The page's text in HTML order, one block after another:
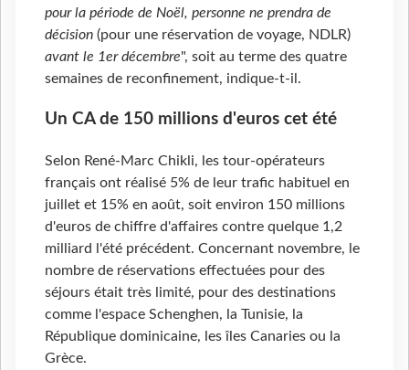
pour la période de Noël, personne ne prendra de
décision (pour une réservation de voyage, NDLR)
avant le 1er décembre", soit au terme des quatre
semaines de reconfinement, indique-t-il.
Un CA de 150 millions d'euros cet été
Selon René-Marc Chikli, les tour-opérateurs
français ont réalisé 5% de leur trafic habituel en
juillet et 15% en août, soit environ 150 millions
d'euros de chiffre d'affaires contre quelque 1,2
milliard l'été précédent. Concernant novembre, le
nombre de réservations effectuées pour des
séjours était très limité, pour des destinations
comme l'espace Schenghen, la Tunisie, la
République dominicaine, les îles Canaries ou la
Grèce.